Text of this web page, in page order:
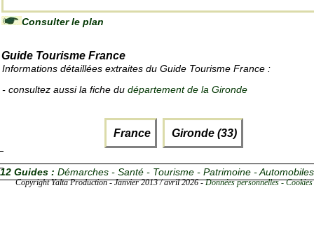
Consulter le plan
Guide Tourisme France
Informations détaillées extraites du Guide Tourisme France :
- consultez aussi la fiche du département de la Gironde
France Gironde (33)
12 Guides : Démarches - Santé - Tourisme - Patrimoine - Automobiles
Copyright Yalta Production - Janvier 2013 / avril 2026 -Données personnelles -